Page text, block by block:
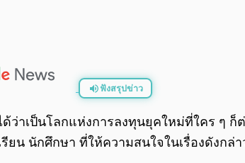
ฟังสรุปข่าว
ว่าเป็นโลกแห่งการลงทุนยุคใหม่ที่ใคร ๆ
ยน นักศึกษา ที่ให้ความสนใจในเรื่องดังกล่า